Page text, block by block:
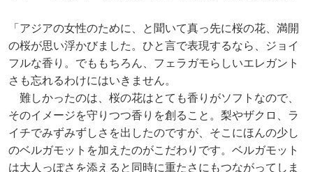
「アジアの女性のために、と聞いて真っ先に桜の花、満開
の桜が思い浮かびました。ひと言で表現するなら、ジョイ
フルな香り。でももちろん、フェラガモらしいエレガント
さも忘れるわけにはいきません。
難しかったのは、桜の花はとても香りがソフトなので、
そのイメージを守りつつ香りを創ること。梨やザクロ、ラ
イチでみずみずしさを出したのですが、そこにほんの少し
のベルガモットを加えたのがこだわりです。ベルガモット
は大人っぽさを添えると同時に重たさにもつながってしま